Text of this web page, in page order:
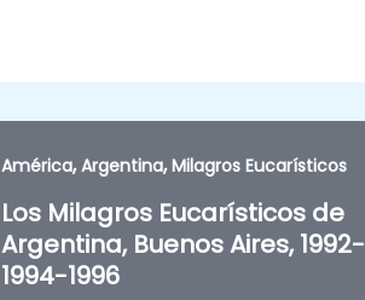
América,Argentina,Milagros Eucarísticos
Los Milagros Eucarísticos de
Argentina, Buenos Aires, 1992-
1994-1996